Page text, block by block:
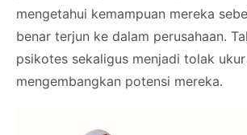
mengetahui kemampuan mereka
benar terjun ke dalam perusahaan.
psikotes sekaligus menjadi tolak
mengembangkan potensi mereka.